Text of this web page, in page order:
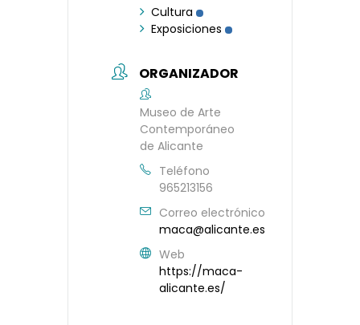
Cultura
Exposiciones
ORGANIZADOR
Museo de Arte
Contemporáneo
de Alicante
Teléfono
965213156
Correo electrónico
maca@alicante.es
Web
https://maca-
alicante.es/